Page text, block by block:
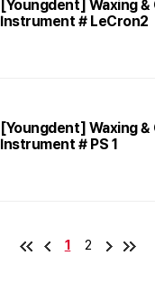
[Youngdent] Waxing &
Instrument # LeCron2
[Youngdent] Waxing &
Instrument # PS 1
1 2